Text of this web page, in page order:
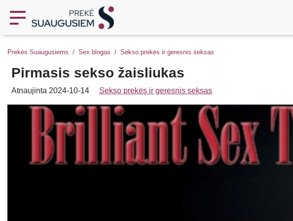
Prekės Suaugusiems Sex blogas Sekso prekės ir geresnis seksas
Pirmasis sekso žaisliukas
Atnaujinta 2024-10-14 Sekso prekės ir geresnis seksas